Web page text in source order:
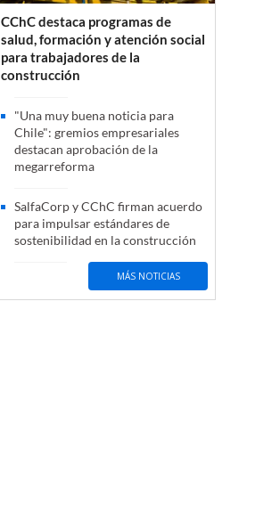
CChC destaca programas de
salud, formación y atención social
para trabajadores de la
construcción
"Una muy buena noticia para
Chile": gremios empresariales
destacan aprobación de la
megarreforma
SalfaCorp y CChC firman acuerdo
para impulsar estándares de
sostenibilidad en la construcción
MÁS NOTICIAS